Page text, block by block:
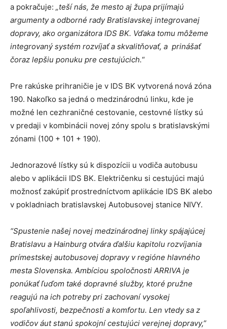
a pokračuje: „teší nás, že mesto aj župa prijímajú
argumenty a odborné rady Bratislavskej integrovanej
dopravy, ako organizátora IDS BK. Vďaka tomu môžeme
integrovaný systém rozvíjať a skvalitňovať, a prinášať
čoraz lepšiu ponuku pre cestujúcich.“
Pre rakúske prihraničie je v IDS BK vytvorená nová zóna
190. Nakoľko sa jedná o medzinárodnú linku, kde je
možné len cezhraničné cestovanie, cestovné lístky sú
v predaji v kombinácii novej zóny spolu s bratislavskými
zónami (100 + 101 + 190).
Jednorazové lístky sú k dispozícii u vodiča autobusu
alebo v aplikácii IDS BK. Električenku si cestujúci majú
možnosť zakúpiť prostredníctvom aplikácie IDS BK alebo
v pokladniach bratislavskej Autobusovej stanice NIVY.
“Spustenie našej novej medzinárodnej linky spájajúcej
Bratislavu a Hainburg otvára ďalšiu kapitolu rozvíjania
prímestskej autobusovej dopravy v regióne hlavného
mesta Slovenska. Ambíciou spoločnosti ARRIVA je
ponúkať ľuďom také dopravné služby, ktoré pružne
reagujú na ich potreby pri zachovaní vysokej
spoľahlivosti, bezpečnosti a komfortu. Len vtedy sa z
vodičov áut stanú spokojní cestujúci verejnej dopravy,”